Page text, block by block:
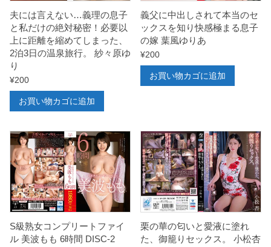
で
受
胎
し
て
る
。
小
湊
よ
つ
葉
個
夫には言えない…義理の息子
と私だけの絶対秘密！必要以
上に距離を縮めてしまった、
2泊3日の温泉旅行。 紗々原ゆ
り
¥200
お買い物カゴに追加
義父に中出しされて本当のセ
ックスを知り快感極まる息子
の嫁 葉風ゆりあ
¥200
お買い物カゴに追加
S級熟女コンプリートファイ
ル 美波もも 6時間 DISC-2
栗の華の匂いと愛液に塗れ
た、御籠りセックス。 小松杏